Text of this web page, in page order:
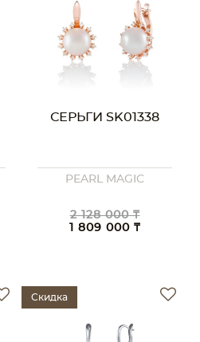
СЕРЬГИ SK01338
PEARL MAGIC
2 128 000 ₸
1 809 000 ₸
Скидка